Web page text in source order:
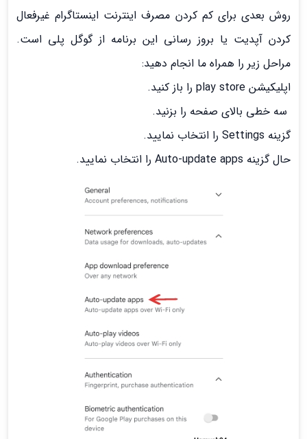
روش بعدی برای کم کردن مصرف اینترنت اینستاگرام غیرفعال
کردن آپدیت یا بروز رسانی این برنامه از گوگل پلی است.
مراحل زیر را همراه ما انجام دهید:
اپلیکیشن play store را باز کنید.
سه خطی بالای صفحه را بزنید.
گزینه Settings را انتخاب نمایید.
حال گزینه Auto-update apps را انتخاب نمایید.